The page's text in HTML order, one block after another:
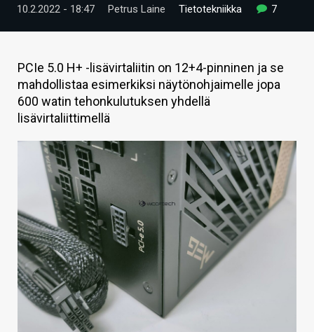
TECHBBS
HINTA.FI
KAUPPA
VAIHDA TEEMA
HAKU
10.2.2022 - 18:47 Petrus Laine Tietotekniikka 7
PCIe 5.0 H+ -lisävirtaliitin on 12+4-pinninen ja se
mahdollistaa esimerkiksi näytönohjaimelle jopa
600 watin tehonkulutuksen yhdellä
lisävirtaliittimellä